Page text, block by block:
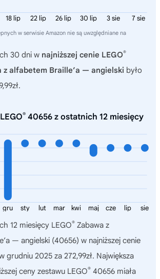
7 sie
3 sie
30 lip
26 lip
22 lip
18 lip
w serwisie Amazon nie są uwzględniane na
30 dni w najniższej cenie LEGO®
z alfabetem Braille’a — angielski było
® 40656 z ostatnich 12 miesięcy
sie
lip
cze
maj
kwi
mar
lut
sty
gru
12 miesięcy LEGO® Zabawa z
— angielski (40656) w najniższej cenie
grudniu 2025 za 272,99zł. Największa
ceny zestawu LEGO® 40656 miała